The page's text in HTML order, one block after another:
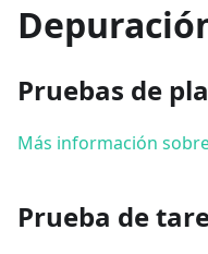
Pruebas de
Más información
Prueba de